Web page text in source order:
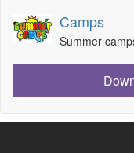
Camps
Summer